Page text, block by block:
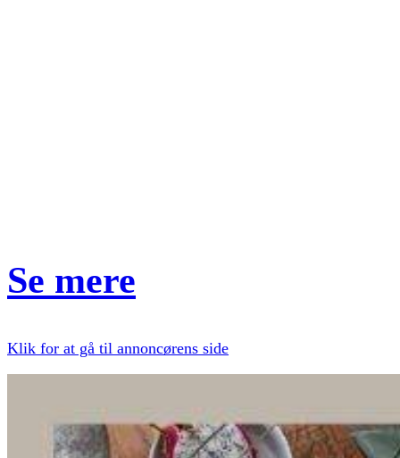
Se mere
Klik for at gå til annoncørens side